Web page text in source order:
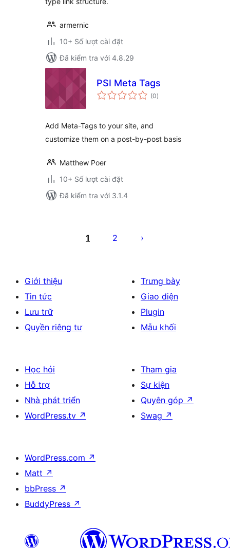
armernic
10+ Số lượt cài đặt
Đã kiểm tra với 4.8.29
PSI Meta Tags
(0tổng
đánh
)
Add Meta-Tags to your site, and
customize them on a post-by-post basis
Matthew Poer
10+ Số lượt cài đặt
Đã kiểm tra với 3.1.4
1 2
Giới thiệu
Tin tức
Lưu trữ
Quyền riêng tư
Trưng bày
Giao diện
Plugin
Mẫu khối
Học hỏi
Hỗ trợ
Nhà phát triển
WordPress.tv ↗
Tham gia
Sự kiện
Quyên góp ↗
Swag ↗
WordPress.com ↗
Matt ↗
bbPress ↗
BuddyPress ↗